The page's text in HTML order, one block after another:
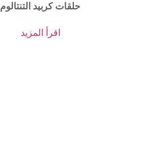
حلقات كربيد التنتالوم
اقرأ المزيد